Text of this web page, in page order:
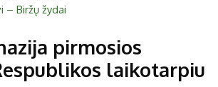
– Biržų žydai
pirmosios
laikotarpiu